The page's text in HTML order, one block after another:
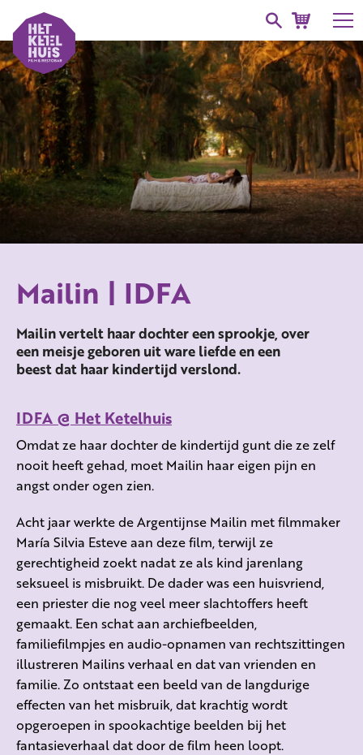
Mailin | IDFA
Mailin vertelt haar dochter een sprookje, over
een meisje geboren uit ware liefde en een
beest dat haar kindertijd verslond.
IDFA @ Het Ketelhuis
Omdat ze haar dochter de kindertijd gunt die ze zelf
nooit heeft gehad, moet Mailin haar eigen pijn en
angst onder ogen zien.
Acht jaar werkte de Argentijnse Mailin met filmmaker
María Silvia Esteve aan deze film, terwijl ze
gerechtigheid zoekt nadat ze als kind jarenlang
seksueel is misbruikt. De dader was een huisvriend,
een priester die nog veel meer slachtoffers heeft
gemaakt. Een schat aan archiefbeelden,
familiefilmpjes en audio-opnamen van rechtszittingen
illustreren Mailins verhaal en dat van vrienden en
familie. Zo ontstaat een beeld van de langdurige
effecten van het misbruik, dat krachtig wordt
opgeroepen in spookachtige beelden bij het
fantasieverhaal dat door de film heen loopt.